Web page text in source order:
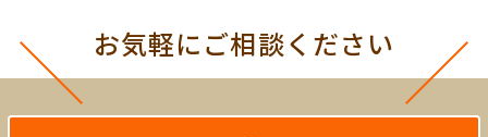
お気軽にご相談ください